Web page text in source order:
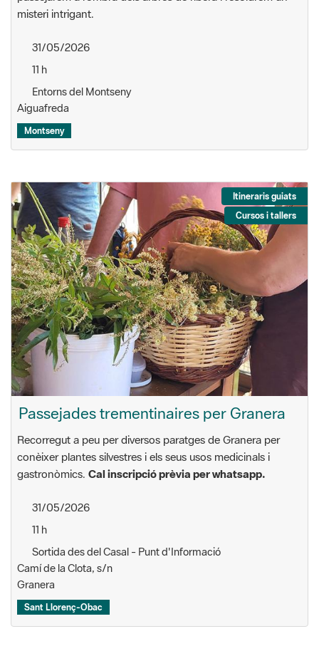
misteri intrigant.
31/05/2026
11 h
Entorns del Montseny
Aiguafreda
Montseny
Itineraris guiats
Cursos i tallers
Passejades trementinaires per Granera
Recorregut a peu per diversos paratges de Granera per
conèixer plantes silvestres i els seus usos medicinals i
gastronòmics. Cal inscripció prèvia per whatsapp.
31/05/2026
11 h
Sortida des del Casal - Punt d'Informació
Camí de la Clota, s/n
Granera
Sant Llorenç-Obac